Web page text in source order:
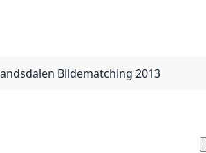
Bildematching 2013